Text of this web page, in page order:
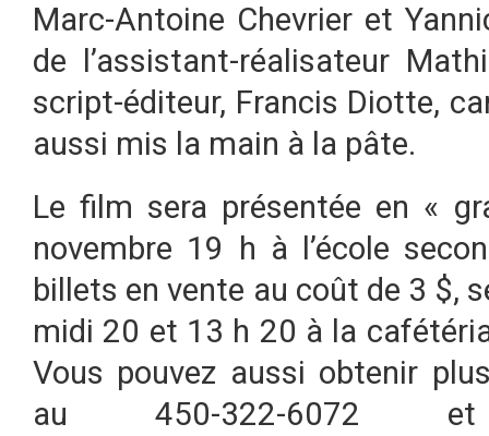
Marc-Antoine Chevrier et
de l’assistant-réalisateur
script-éditeur, Francis Diotte,
aussi mis la main à la pâte.
Le film sera présentée en «
novembre 19 h à l’école
billets en vente au coût de 3 $,
midi 20 et 13 h 20 à la
Vous pouvez aussi obtenir
au 450-322-